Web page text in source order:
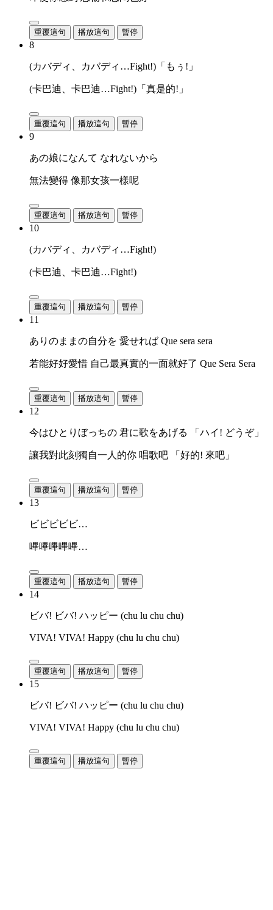
重覆這句 播放這句 暫停
8
(カバディ、カバディ…Fight!)「もぅ!」
(卡巴迪、卡巴迪…Fight!)「真是的!」
重覆這句 播放這句 暫停
9
あの娘になんて なれないから
無法變得 像那女孩一樣呢
重覆這句 播放這句 暫停
10
(カバディ、カバディ…Fight!)
(卡巴迪、卡巴迪…Fight!)
重覆這句 播放這句 暫停
11
ありのままの自分を 愛せれば Que sera sera
若能好好愛惜 自己最真實的一面就好了 Que Sera Sera
重覆這句 播放這句 暫停
12
今はひとりぼっちの 君に歌をあげる 「ハイ! どうぞ」
讓我對此刻獨自一人的你 唱歌吧 「好的! 來吧」
重覆這句 播放這句 暫停
13
ビビビビビ…
嗶嗶嗶嗶嗶…
重覆這句 播放這句 暫停
14
ビバ! ビバ! ハッピー (chu lu chu chu)
VIVA! VIVA! Happy (chu lu chu chu)
重覆這句 播放這句 暫停
15
ビバ! ビバ! ハッピー (chu lu chu chu)
VIVA! VIVA! Happy (chu lu chu chu)
重覆這句 播放這句 暫停